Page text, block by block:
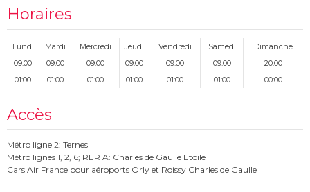
Horaires
Lundi Mardi Mercredi Jeudi Vendredi Samedi
Dimanche
09:00
09:00 09:00 09:00 09:00 09:00
20:00
01:00
01:00 01:00 01:00 01:00 01:00 00:00
Accès
Métro ligne 2: Ternes
Métro lignes 1, 2, 6; RER A: Charles de Gaulle Etoile
Cars Air France pour aéroports Orly et Roissy Charles de Gaulle